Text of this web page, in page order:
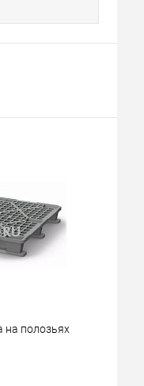
на полозьях